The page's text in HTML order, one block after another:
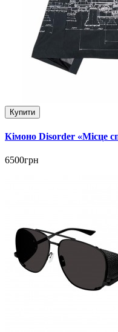
Купити
Кімоно Disorder «Місце
6500грн